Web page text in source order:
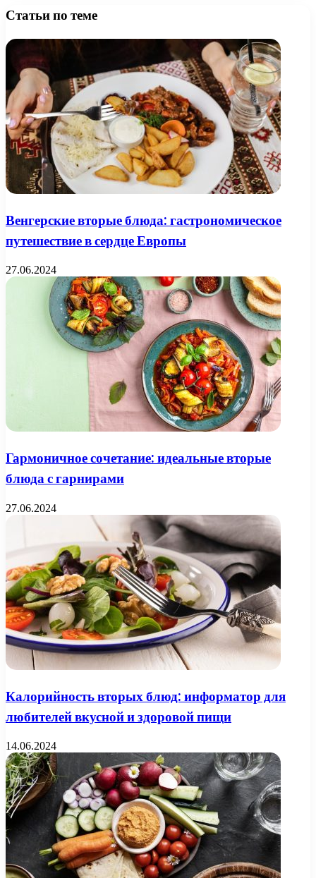
Статьи по теме
Венгерские вторые блюда: гастрономическое
путешествие в сердце Европы
27.06.2024
Гармоничное сочетание: идеальные вторые
блюда с гарнирами
27.06.2024
Калорийность вторых блюд: информатор для
любителей вкусной и здоровой пищи
14.06.2024